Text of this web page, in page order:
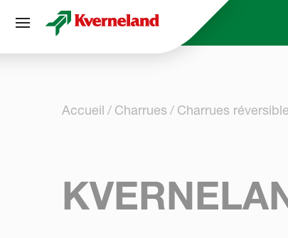
Accueil Charrues Charrues
Panneau de gestion des cookies